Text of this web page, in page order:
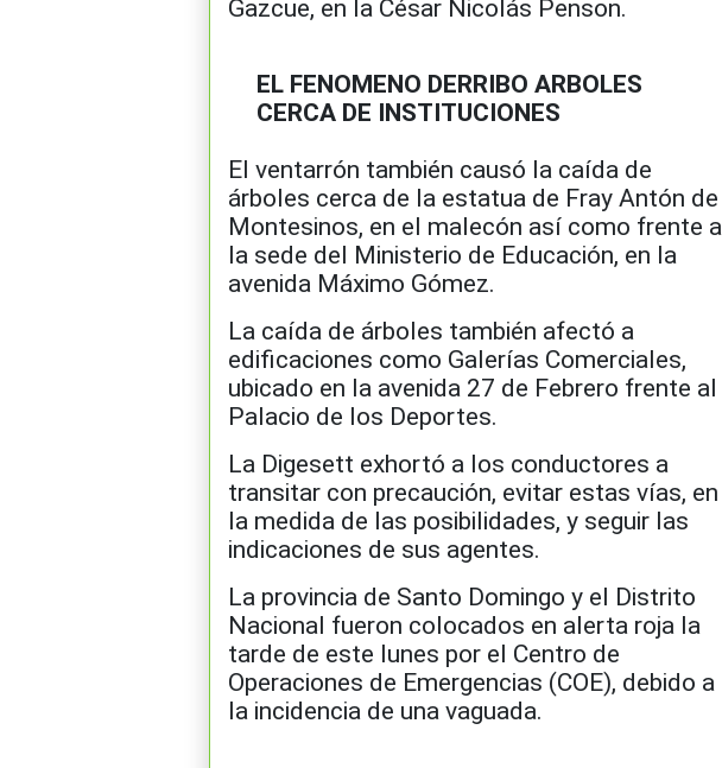
Gazcue, en la César Nicolás Penson.
EL FENOMENO DERRIBO ARBOLES
CERCA DE INSTITUCIONES
El ventarrón también causó la caída de
árboles cerca de la estatua de Fray Antón de
Montesinos, en el malecón así como frente a
la sede del Ministerio de Educación, en la
avenida Máximo Gómez.
La caída de árboles también afectó a
edificaciones como Galerías Comerciales,
ubicado en la avenida 27 de Febrero frente al
Palacio de los Deportes.
La Digesett exhortó a los conductores a
transitar con precaución, evitar estas vías, en
la medida de las posibilidades, y seguir las
indicaciones de sus agentes.
La provincia de Santo Domingo y el Distrito
Nacional fueron colocados en alerta roja la
tarde de este lunes por el Centro de
Operaciones de Emergencias (COE), debido a
la incidencia de una vaguada.